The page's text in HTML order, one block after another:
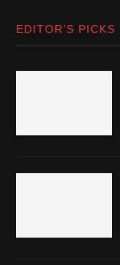
EDITOR’S PICKS